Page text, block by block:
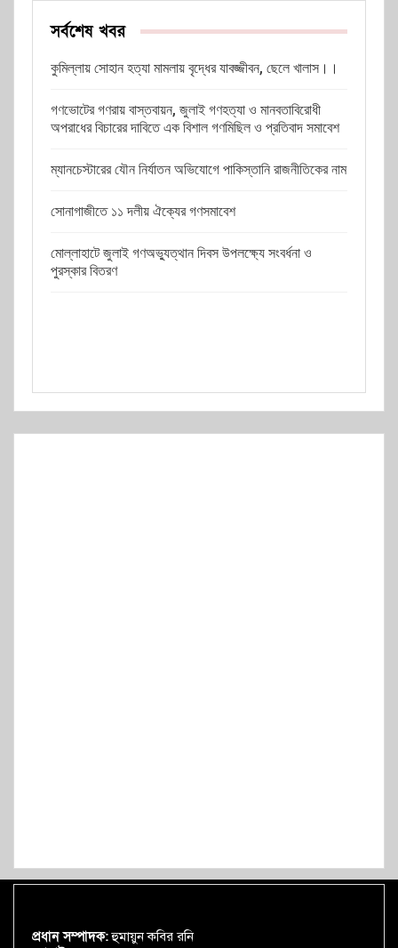
সর্বশেষ খবর
কুমিল্লায় সোহান হত্যা মামলায় বৃদ্ধের যাবজ্জীবন, ছেলে খালাস।।
গণভোটের গণরায় বাস্তবায়ন, জুলাই গণহত্যা ও মানবতাবিরোধী
অপরাধের বিচারের দাবিতে এক বিশাল গণমিছিল ও প্রতিবাদ সমাবেশ
ম্যানচেস্টারের যৌন নির্যাতন অভিযোগে পাকিস্তানি রাজনীতিকের নাম
সোনাগাজীতে ১১ দলীয় ঐক্যের গণসমাবেশ
মোল্লাহাটে জুলাই গণঅভ্যুত্থান দিবস উপলক্ষ্যে সংবর্ধনা ও
পুরস্কার বিতরণ
প্রধান সম্পাদক:হুমায়ুন কবির রনি